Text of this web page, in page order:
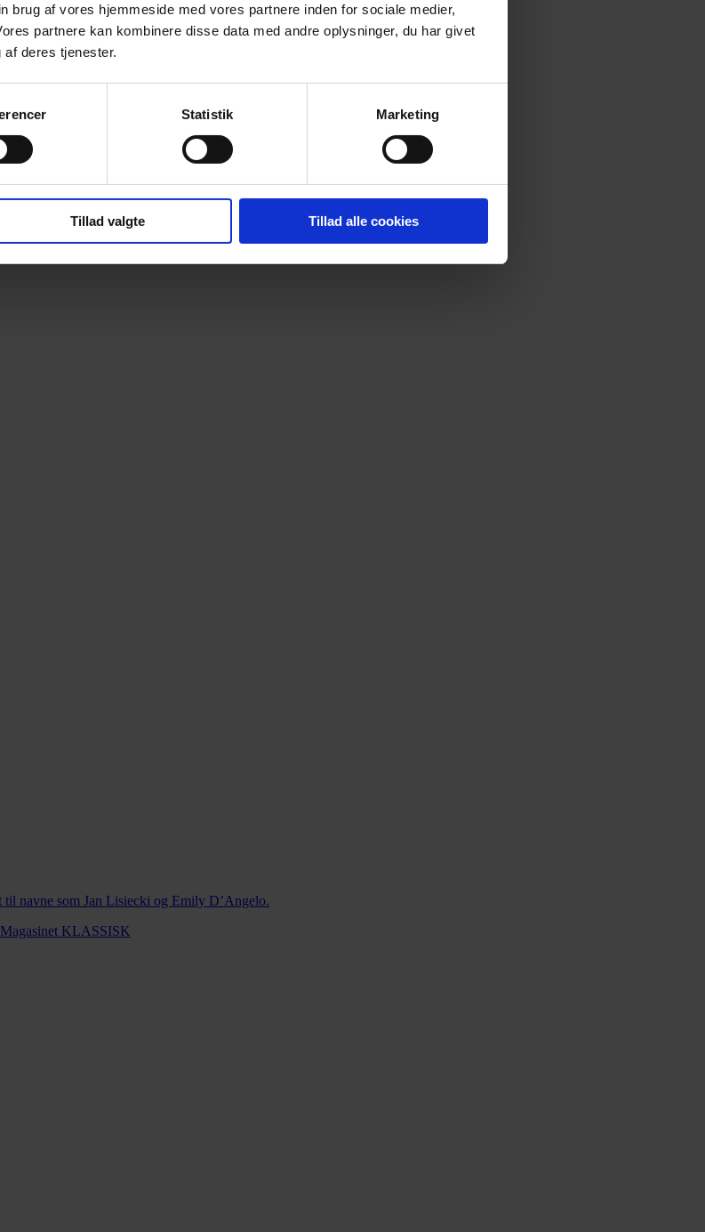
brug af vores hjemmeside med vores partnere inden for sociale medier,
partnere kan kombinere disse data med andre oplysninger, du har givet
deres tjenester.
Statistik Marketing
Tillad valgte Tillad alle cookies
til navne som Jan Lisiecki og Emily D’Angelo.